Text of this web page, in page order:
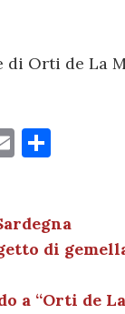
Orti de La
E
l di
vi
di
di
a “Orti de